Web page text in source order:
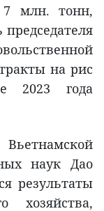
7 млн. тонн,
на рис
2023 года
наук Дао
результаты
хозяйства,